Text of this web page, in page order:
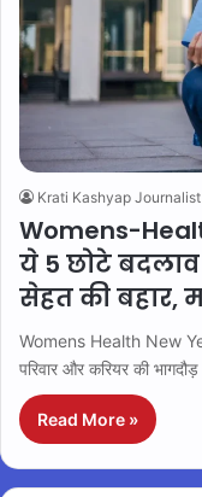
Krati Kashyap Journalist
Womens-
ये 5 छोटे
सेहत की बहार,
Womens Health New
परिवार और करियर की
Read More »